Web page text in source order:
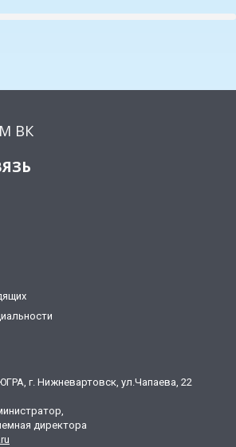
ВК
г. Нижневартовск, ул.Чапаева, 22
директора